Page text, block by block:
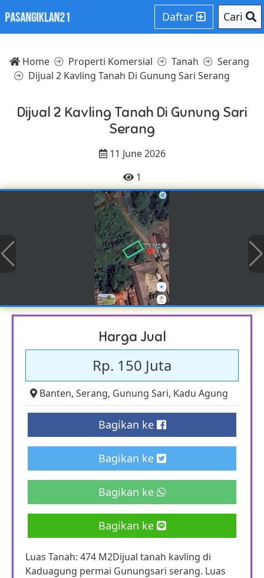
Daftar Cari
Home Properti Komersial Tanah
Serang
Dijual 2 Kavling Tanah Di Gunung Sari Serang
Dijual 2 Kavling Tanah Di Gunung Sari
Serang
11 June 2026
1
Harga Jual
Rp. 150 Juta
Banten, Serang, Gunung Sari, Kadu Agung
Bagikan ke
Bagikan ke
Bagikan ke
Bagikan ke
Luas Tanah: 474 M2Dijual tanah kavling di
Kaduagung permai Gunungsari serang. Luas